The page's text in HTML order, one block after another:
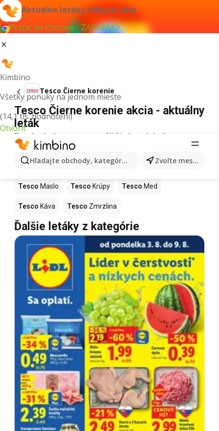
Aktuálne letáky vždy po ruke
Pridať do Chrome - ZADARMO
Kimbino
Všetky ponuky na jednom mieste
(14,1 tis. hodnotení)
Otvoriť
Hľadajte obchody, kategórie, produkty... Zvoľte mesto
Tesco Čierne korenie
Tesco Čierne korenie akcia - aktuálny
leták
Pre daný výraz sme nenašli žiadne výsledky.
Ďalšie produkty v obchodoch Tesco
Tesco Pizza Tesco Kiwi Mango
Tesco Maslo Tesco Krúpy Tesco Med
Tesco Káva Tesco Zmrzlina
Ďalšie letáky z kategórie